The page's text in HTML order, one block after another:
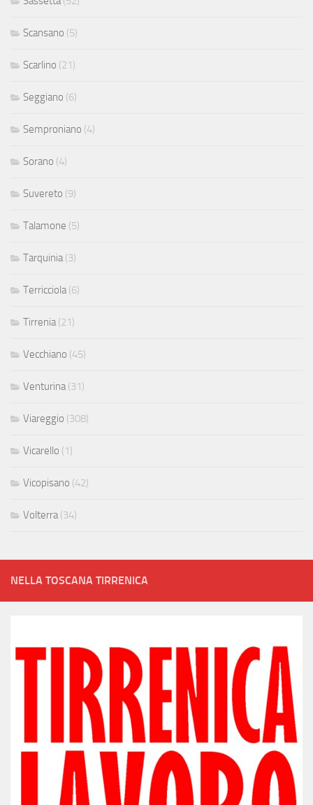
Scansano (5)
Scarlino (21)
Seggiano (6)
Semproniano (4)
Sorano (4)
Suvereto (9)
Talamone (5)
Tarquinia (3)
Terricciola (6)
Tirrenia (21)
Vecchiano (45)
Venturina (31)
Viareggio (308)
Vicarello (1)
Vicopisano (42)
Volterra (34)
NELLA TOSCANA TIRRENICA